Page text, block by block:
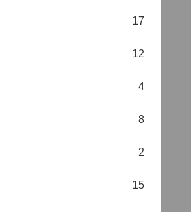
17
12
4
8
2
15